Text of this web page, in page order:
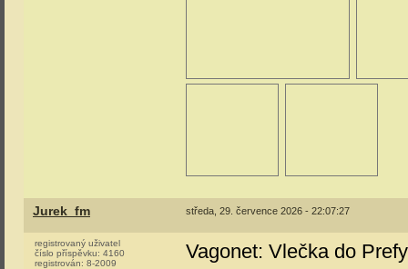
Jurek_fm středa, 29. července 2026 - 22:07:27
registrovaný uživatel
číslo příspěvku: 4160
registrován: 8-2009
Vagonet: Vlečka do